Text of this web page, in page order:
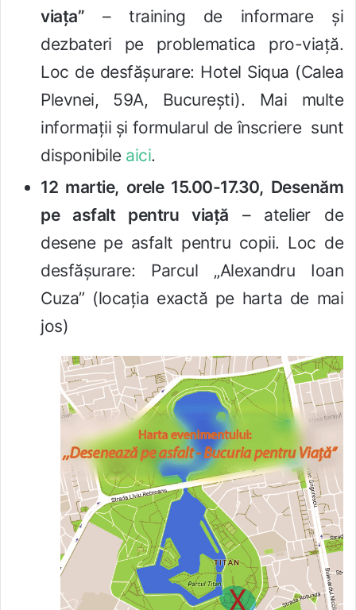
viața” – training de informare și
dezbateri pe problematica pro-viață.
Loc de desfășurare: Hotel Siqua (Calea
Plevnei, 59A, București). Mai multe
informații și formularul de înscriere sunt
disponibile aici.
12 martie, orele 15.00-17.30, Desenăm
pe asfalt pentru viață – atelier de
desene pe asfalt pentru copii. Loc de
desfășurare: Parcul „Alexandru Ioan
Cuza” (locația exactă pe harta de mai
jos)